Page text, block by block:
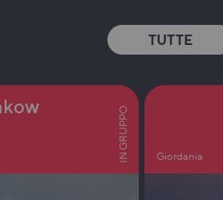
TUTTE
IN GRUPPO Giordania